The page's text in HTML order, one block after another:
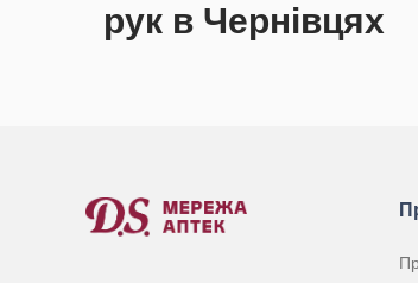
рук в Чернівцях